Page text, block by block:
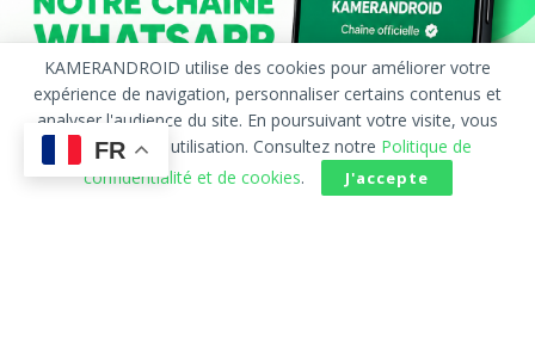
FR
KAMERANDROID utilise des cookies pour améliorer votre
expérience de navigation, personnaliser certains contenus et
analyser l'audience du site. En poursuivant votre visite, vous
acceptez leur utilisation. Consultez notre Politique de
confidentialité et de cookies. J'accepte